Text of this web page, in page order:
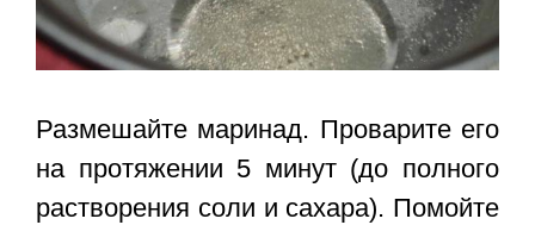
Размешайте маринад. Проварите его
на протяжении 5 минут (до полного
растворения соли и сахара). Помойте